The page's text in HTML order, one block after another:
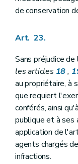
de conservation
Art. 23.
Sans préjudice
les articles 18,
au propriétaire, à
que requiert
conférés, ainsi
publique et à ses
application de
agents chargés
infractions.